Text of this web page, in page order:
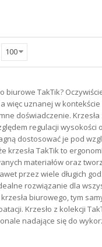
100
biurowe TakTik?
więc uznanej w
doświadczenie.
regulacji wysokości
dostosować je pod
krzesła TakTik to
materiałów oraz
przez wiele długich
rozwiązanie dla
biurowego, tym
Krzesło z kolekcji
nadające się do